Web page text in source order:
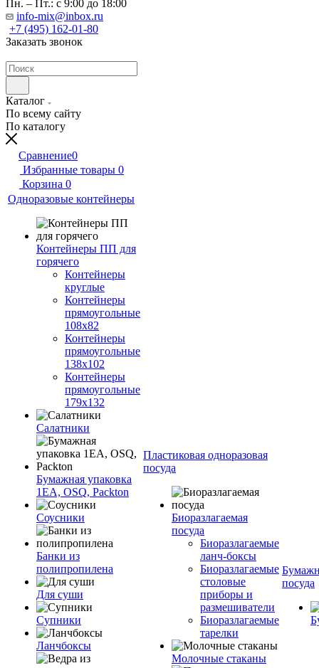
Пн. – Пт.: с 9:00 до 18:00
info-mix@inbox.ru
+7 (495) 162-01-80
Заказать звонок
Каталог
По всему сайту
По каталогу
Сравнение0
Избранные товары 0
Корзина 0
Одноразовые контейнеры
Контейнеры ПП для
горячего
Контейнеры
круглые
Контейнеры
прямоугольные
108х82
Контейнеры
прямоугольные
138х102
Контейнеры
прямоугольные
179х132
Салатники
Бумажная упаковка
1ЕА, OSQ, Packton
Соусники
Банки из
полипропилена
Для суши
Супники
Ланчбоксы
Пластиковая одноразовая
посуда
Биоразлагаемая
посуда
Биоразлагаемые
ланч-боксы
Биоразлагаемые
столовые
приборы и
размешиватели
Биоразлагаемые
тарелки
Молочные стаканы
посуда